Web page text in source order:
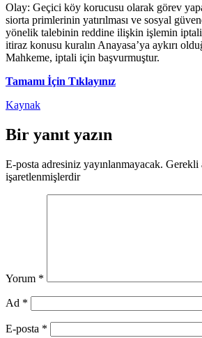
Olay: Geçici köy korucusu olarak görev
siorta primlerinin yatırılması ve sosyal
yönelik talebinin reddine ilişkin işlemin iptali
itiraz konusu kuralın Anayasa’ya aykırı
Mahkeme, iptali için başvurmuştur.
Tamamı İçin Tıklayınız
Kaynak
Bir yanıt yazın
E-posta adresiniz yayınlanmayacak. Gerekli
işaretlenmişlerdir
Yorum *
Ad *
E-posta *